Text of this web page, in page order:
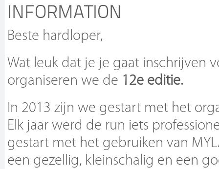
INFORMATION
Beste hardloper,
Wat leuk dat je je gaat inschrijven
organiseren we de 12e editie.
In 2013 zijn we gestart met het
Elk jaar werd de run iets
gestart met het gebruiken van
een gezellig, kleinschalig en een